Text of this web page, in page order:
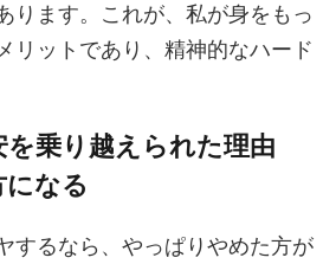
ります。これが、私が身をもっ
リットであり、精神的なハード
乗り越えられた理由
になる
するなら、やっぱりやめた方が